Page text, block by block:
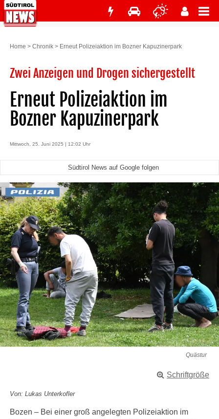
Home > Chronik > Erneut Polizeiaktion im Bozner Kapuzinerpark
Zwei Anzeigen und Drogen sichergestellt
Erneut Polizeiaktion im
Bozner Kapuzinerpark
Mittwoch, 25. Juni 2025 | 12:02 Uhr
Südtirol News auf Google folgen
Quästur
Schriftgröße
Von: Lukas Unterkofler
Bozen – Bei einer groß angelegten Polizeiaktion im